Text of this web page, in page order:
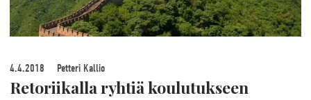
4.4.2018 Petteri Kallio
Retoriikalla ryhtiä koulutukseen